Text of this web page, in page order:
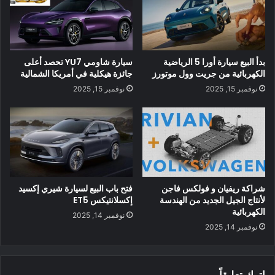
بشكل عام ، تسعى حكومة العاصمة سيول إلى تحويل 100٪ من
الدرجات البخارية التي تعمل بدوام كامل في المدينة إلى دراجات
كهربائية بحلول عام 2025. وهذا بالتأكيد هدف نبيل ، ولكن من
الواضح أنه يتم اتخاذ خطوات لتسريع ذلك. وبشكل أكثر تحديدًا ، في
من الدرجات البخارية الكهربائية ذات عجلتين ليتم تسليمها. بعد ذلك ،
بدأ البيع سيارة أورا 5 الرياضية
الكهربائية من جريت وول موتورز
نوفمبر 15, 2025
سيارة شاومي YU7 تحصد أعلى
جائزة هيكلية في أمريكا الشمالية
نوفمبر 15, 2025
شراكة ريفيان و فولكس فاجن
لأنتاج الجيل الجديد من الهندسة
الكهربائية
نوفمبر 14, 2025
فتح باب البيع لسيارة شيري إكسيد
إكسلانتيكس ET5
نوفمبر 14, 2025